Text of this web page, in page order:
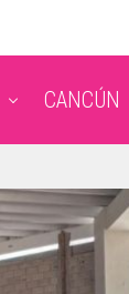
CANCÚN